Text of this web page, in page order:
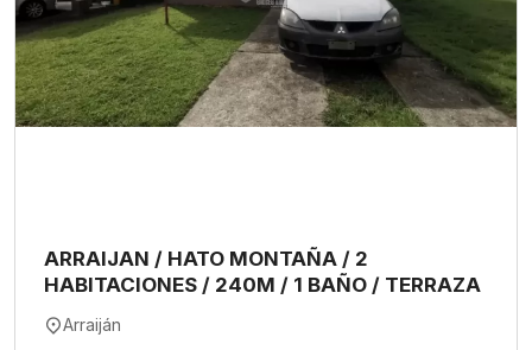
ARRAIJAN / HATO MONTAÑA / 2
HABITACIONES / 240M / 1 BAÑO / TERRAZA
Arraiján